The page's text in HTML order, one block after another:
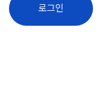
로그인